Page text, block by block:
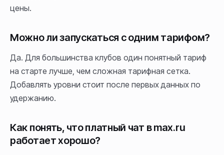
цены.
Можно ли запускаться с одним тарифом?
Да. Для большинства клубов один понятный тариф
на старте лучше, чем сложная тарифная сетка.
Добавлять уровни стоит после первых данных по
удержанию.
Как понять, что платный чат в max.ru
работает хорошо?